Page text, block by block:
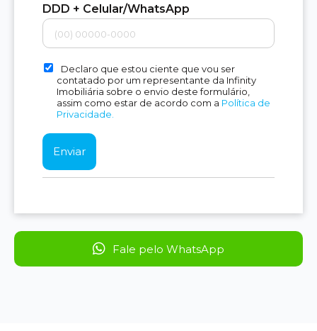
DDD + Celular/WhatsApp
Declaro que estou ciente que vou ser
contatado por um representante da Infinity
Imobiliária sobre o envio deste formulário,
assim como estar de acordo com a Política de
Privacidade.
Fale pelo WhatsApp